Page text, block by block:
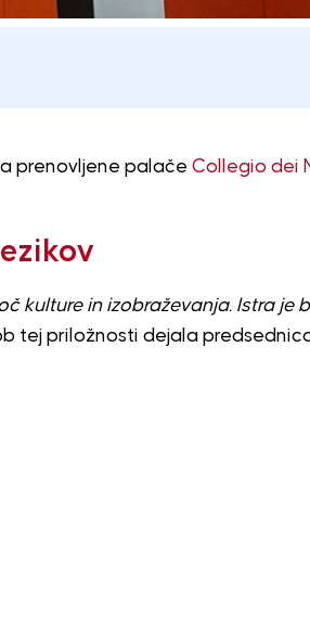
prenovljene palače Collegio dei
kulture in izobraževanja. Istra je
tej priložnosti dejala